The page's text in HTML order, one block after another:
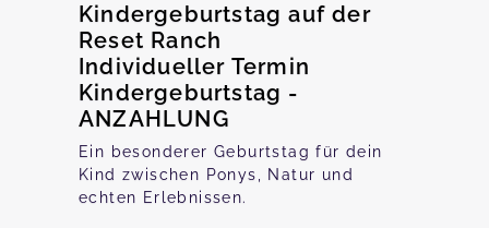
Kindergeburtstag auf der
Reset Ranch
Individueller Termin
Kindergeburtstag -
ANZAHLUNG
Ein besonderer Geburtstag für dein
Kind zwischen Ponys, Natur und
echten Erlebnissen.